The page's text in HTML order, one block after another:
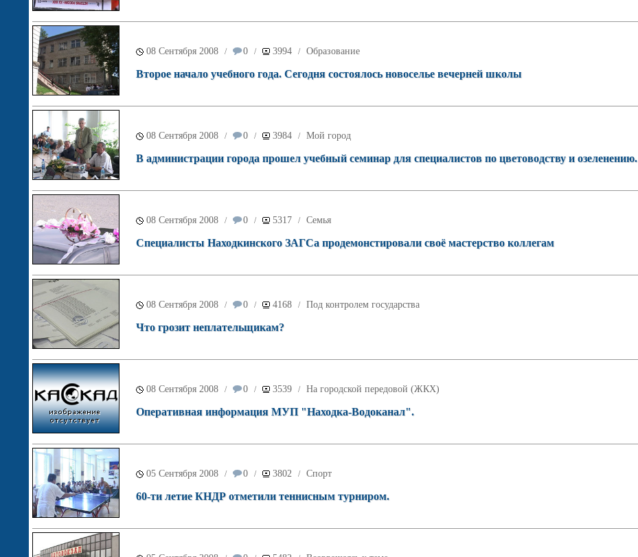
08 Сентября 2008 / 0 / 3994 / Образование
Второе начало учебного года. Сегодня состоялось новоселье вечерней школы
08 Сентября 2008 / 0 / 3984 / Мой город
В администрации города прошел учебный семинар для специалистов по цветоводству и озеленению.
08 Сентября 2008 / 0 / 5317 / Семья
Специалисты Находкинского ЗАГСа продемонстировали своё мастерство коллегам
08 Сентября 2008 / 0 / 4168 / Под контролем государства
Что грозит неплательщикам?
08 Сентября 2008 / 0 / 3539 / На городской передовой (ЖКХ)
Оперативная информация МУП "Находка-Водоканал".
05 Сентября 2008 / 0 / 3802 / Спорт
60-ти летие КНДР отметили теннисным турниром.